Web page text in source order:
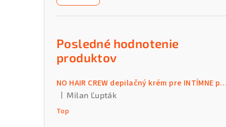
Posledné hodnotenie
produktov
NO HAIR CREW depilačný krém pre INTÍMNE partie 100ml
Hodnotenie produktu je 5 z 5 hviezdičiek.
Milan Ľupták
Top